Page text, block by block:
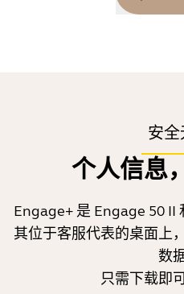
背景噪音对通话质量和注
响。研究表明，较差的音
影响，并可能导致通话时
Engage 耳麦在消除背景噪
端的通话者将完全感受不到
可能存在背景噪音问题的情
受出色的音频质量。只要
另一端的通话者就不会感
安全
个人信息
Engage+ 是 Engage 50 II
其位于客服代表的桌面上
数
只需下载即